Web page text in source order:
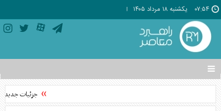
۰۷:۵۴ يکشنبه ۱۸ مرداد ۱۴۰۵
تغییر
وضعیت
منوی
ها
جزئیات جدید